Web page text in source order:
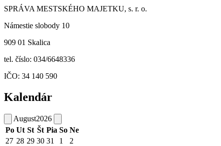
SPRÁVA MESTSKÉHO MAJETKU, s. r. o.
Námestie slobody 10
909 01 Skalica
tel. číslo: 034/6648336
IČO: 34 140 590
Kalendár
August2026
Po Ut St Št Pia So Ne
27 28 29 30 31 1
2